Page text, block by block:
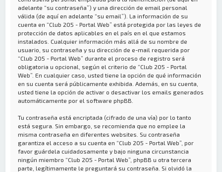
adelante “su contraseña”) y una dirección de email personal
válida (de aquí en adelante “su email”). La información de su
cuenta en “Club 205 - Portal Web” está protegida por las leyes de
protección de datos aplicables en el país en el que estamos
instalados. Cualquier información más allá de su nombre de
usuario, su contraseña y su dirección de e-mail requerida por
“Club 205 - Portal Web” durante el proceso de registro será
obligatoria u opcional, según el criterio de “Club 205 - Portal
Web”. En cualquier caso, usted tiene la opción de qué información
en su cuenta será públicamente exhibida. Además, en su cuenta,
usted tiene la opción de activar o desactivar los emails generados
automáticamente por el software phpBB.
Tu contraseña está encriptada (cifrado de una vía) por lo tanto
está segura. Sin embargo, se recomienda que no emplee la
misma contraseña en diferentes websites. Su contraseña
garantiza el acceso a su cuenta en “Club 205 - Portal Web”, por
favor guárdela cuidadosamente y bajo ninguna circunstancia
ningún miembro “Club 205 - Portal Web”, phpBB u otra tercera
parte, legítimamente le preguntará su contraseña. Si olvidó la